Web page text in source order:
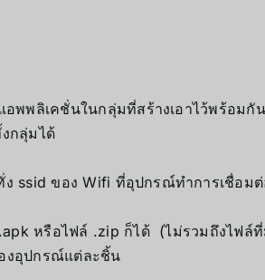
พพลิเคชั่นในกลุ่มที่สร้างเอาไว้พร้อมกั
กลุ่มได้
ssid ของ Wifi ที่อุปกรณ์ทำการเชื่อม
หรือไฟล์ .zip ก็ได้ (ไม่รวมถึงไฟล์
งอุปกรณ์แต่ละชิ้น